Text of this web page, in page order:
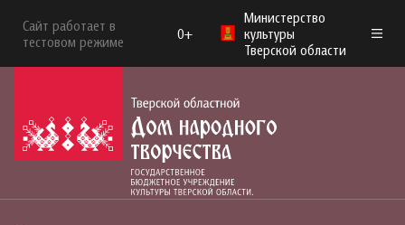
Сайт работает в
тестовом режиме
0+
Министерство
культуры
Тверской области